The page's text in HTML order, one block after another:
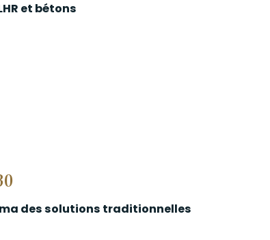
et bétons
des solutions traditionnelles